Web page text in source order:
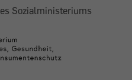
Sozialministeriums